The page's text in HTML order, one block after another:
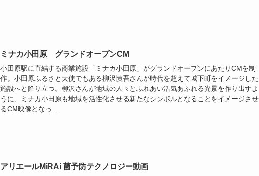
ミナカ小田原 グランドオープンCM
小田原駅に直結する商業施設「ミナカ小田原」がグランドオープンにあたりCMを制
作。小田原ふるさと大使でもある柳沢慎吾さんが時代を超えて城下町をイメージした
施設へと降り立つ。柳沢さんが地域の人々とふれあい活気あふれる光景を作り出すよ
うに、ミナカ小田原も地域を活性化させる新たなシンボルとなることをイメージさせ
るCM映像となっ...
アリエールMiRAi 菌予防テクノロジー動画